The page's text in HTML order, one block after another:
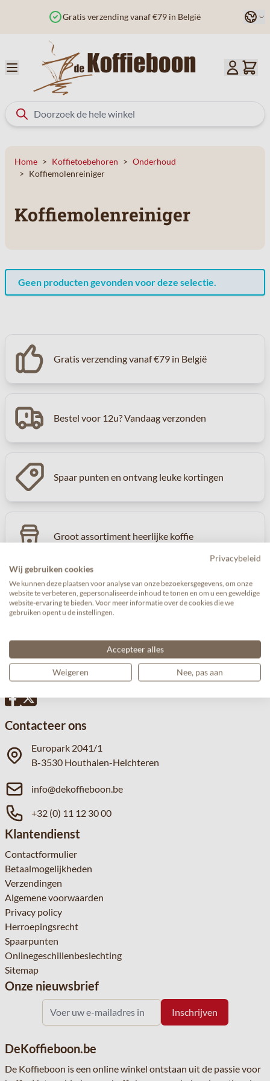
Gratis verzending vanaf €79 in België Taal
Home > Koffietoebehoren > Onderhoud
> Koffiemolenreiniger
Koffiemolenreiniger
Geen producten gevonden voor deze selectie.
Gratis verzending vanaf €79 in België
Bestel voor 12u? Vandaag verzonden
Spaar punten en ontvang leuke kortingen
Groot assortiment heerlijke koffie
Contacteer ons
Europark 2041/1
B-3530 Houthalen-Helchteren
info@dekoffieboon.be
+32 (0) 11 12 30 00
Klantendienst
Contactformulier
Betaalmogelijkheden
Verzendingen
Algemene voorwaarden
Privacy policy
Herroepingsrecht
Spaarpunten
Onlinegeschillenbeslechting
Sitemap
Onze nieuwsbrief
DeKoffieboon.be
De Koffieboon is een online winkel ontstaan uit de passie voor
Privacybeleid
Wij gebruiken cookies
We kunnen deze plaatsen voor analyse van onze bezoekersgegevens, om onze
website te verbeteren, gepersonaliseerde inhoud te tonen en om u een geweldige
website-ervaring te bieden. Voor meer informatie over de cookies die we
gebruiken opent u de instellingen.
Accepteer alles
Weigeren Nee, pas aan